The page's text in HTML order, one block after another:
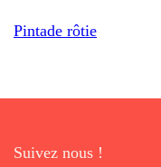
Pintade rôtie
Suivez nous !